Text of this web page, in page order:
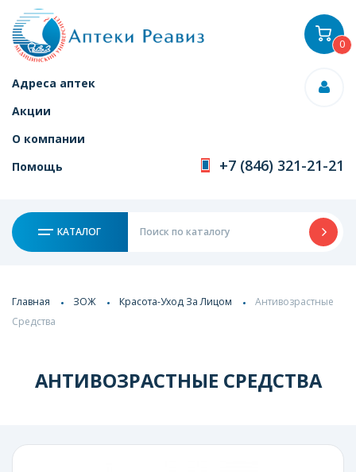
Адреса аптек
Акции
О компании
Помощь
+7 (846) 321-21-21
КАТАЛОГ
0
Главная ЗОЖ Красота-Уход За Лицом
Антивозрастные
Средства
АНТИВОЗРАСТНЫЕ СРЕДСТВА